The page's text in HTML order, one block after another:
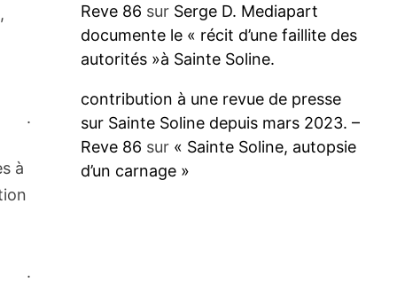
.
à
.
Reve 86 sur Serge D. Mediapart
documente le « récit d’une faillite des
autorités »à Sainte Soline.
contribution à une revue de presse
sur Sainte Soline depuis mars 2023. –
Reve 86 sur « Sainte Soline, autopsie
d’un carnage »